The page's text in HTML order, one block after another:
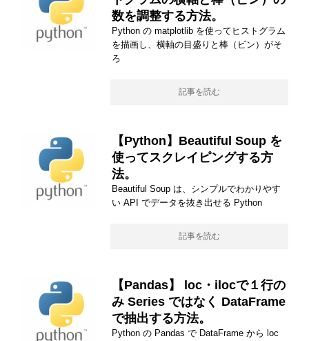
数を調整する方法。
Python の matplotlib を使ってヒストグラム
を描画し、横軸の目盛りと棒（ビン）がそ
ろ
記事を読む
【Python】Beautiful Soup を
使ってスクレイピングする方
法。
Beautiful Soup は、シンプルでわかりやす
い API でデータを抜き出せる Python
記事を読む
【Pandas】 loc・ilocで１行の
み Series ではなく DataFrame
で抽出する方法。
Python の Pandas で DataFrame から loc